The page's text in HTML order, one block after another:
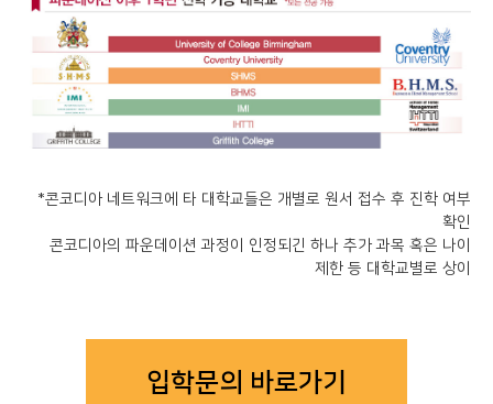
*콘코디아 네트워크에 타 대학교들은 개별로 원서 접수 후 진학 여부
확인
콘코디아의 파운데이션 과정이 인정되긴 하나 추가 과목 혹은 나이
제한 등 대학교별로 상이
입학문의 바로가기